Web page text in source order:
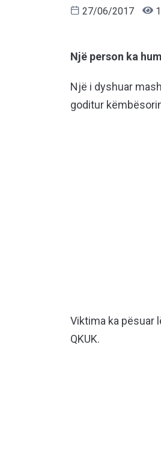
27/06/2017
Një person ka
Një i dyshuar
goditur
Viktima ka pësuar
QKUK.